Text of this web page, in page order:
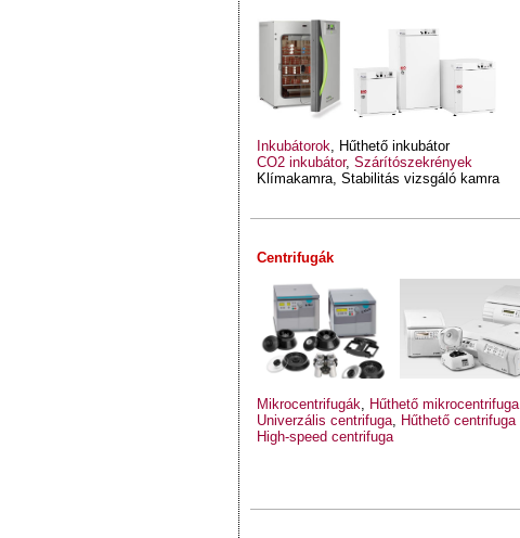
Inkubátorok, Hűthető inkubátor
CO2 inkubátor, Szárítószekrények
Klímakamra, Stabilitás vizsgáló kamra
Centrifugák
Mikrocentrifugák, Hűthető mikrocentrifuga
Univerzális centrifuga, Hűthető centrifuga
High-speed centrifuga